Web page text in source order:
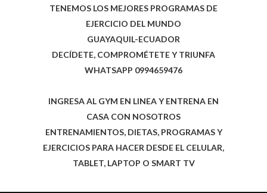
TENEMOS LOS MEJORES PROGRAMAS DE
EJERCICIO DEL MUNDO
GUAYAQUIL-ECUADOR
DECÍDETE, COMPROMÉTETE Y TRIUNFA
WHATSAPP 0994659476
INGRESA AL GYM EN LINEA Y ENTRENA EN
CASA CON NOSOTROS
ENTRENAMIENTOS, DIETAS, PROGRAMAS Y
EJERCICIOS PARA HACER DESDE EL CELULAR,
TABLET, LAPTOP O SMART TV